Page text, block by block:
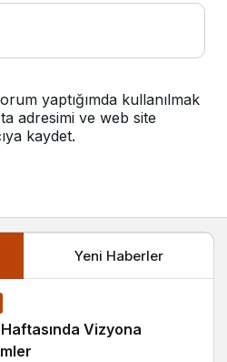
yaptığımda kullanılmak
adresimi ve web site
kaydet.
Yeni Haberler
Vizyona